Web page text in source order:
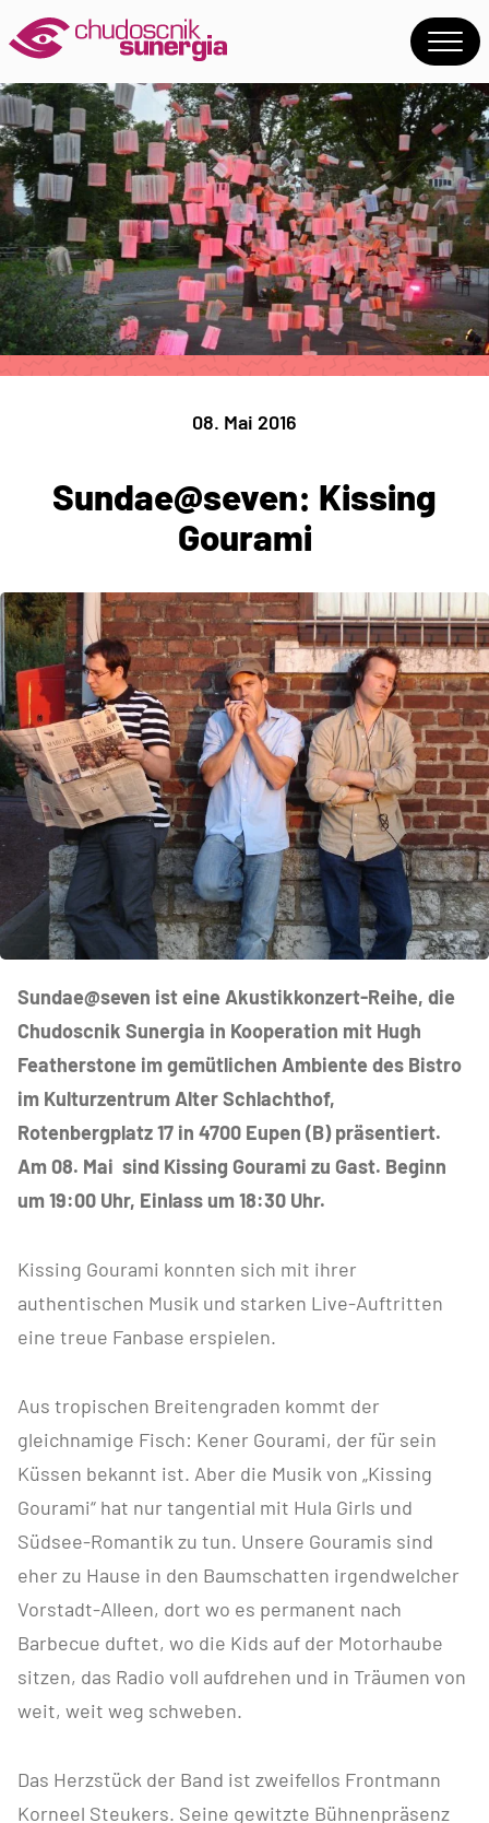
08. Mai 2016
Sundae@seven: Kissing
Gourami
Sundae@seven ist eine Akustikkonzert-Reihe, die
Chudoscnik Sunergia in Kooperation mit Hugh
Featherstone im gemütlichen Ambiente des Bistro
im Kulturzentrum Alter Schlachthof,
Rotenbergplatz 17 in 4700 Eupen (B) präsentiert.
Am 08. Mai sind Kissing Gourami zu Gast. Beginn
um 19:00 Uhr, Einlass um 18:30 Uhr.
Kissing Gourami konnten sich mit ihrer
authentischen Musik und starken Live-Auftritten
eine treue Fanbase erspielen.
Aus tropischen Breitengraden kommt der
gleichnamige Fisch: Kener Gourami, der für sein
Küssen bekannt ist. Aber die Musik von „Kissing
Gourami“ hat nur tangential mit Hula Girls und
Südsee-Romantik zu tun. Unsere Gouramis sind
eher zu Hause in den Baumschatten irgendwelcher
Vorstadt-Alleen, dort wo es permanent nach
Barbecue duftet, wo die Kids auf der Motorhaube
sitzen, das Radio voll aufdrehen und in Träumen von
weit, weit weg schweben.
Das Herzstück der Band ist zweifellos Frontmann
Korneel Steukers. Seine gewitzte Bühnenpräsenz